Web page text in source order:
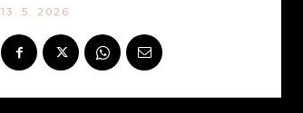
13. 5. 2026